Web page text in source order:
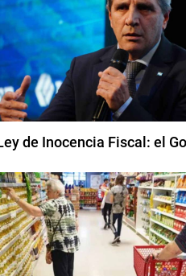
de Inocencia Fiscal: el